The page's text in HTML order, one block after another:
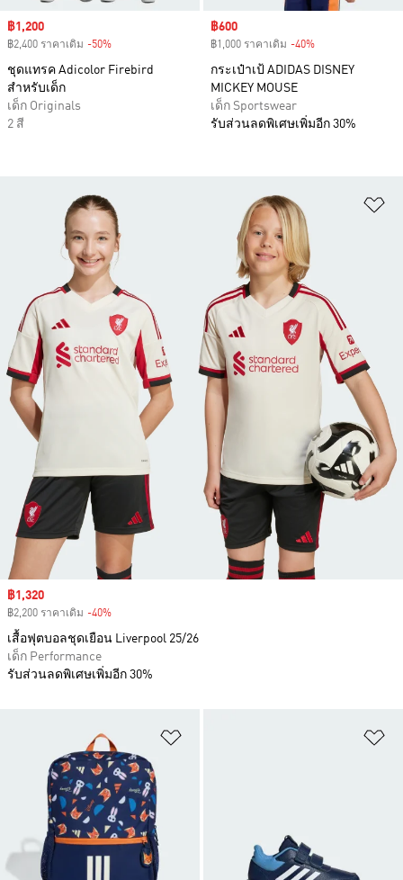
Sale price
฿1,200
฿2,400 ราคาเดิม -50%
ชุดแทรค Adicolor Firebird
สำหรับเด็ก
เด็ก Originals
2 สี
Sale price
฿600
฿1,000 ราคาเดิม -40%
กระเป๋าเป้ ADIDAS DISNEY
MICKEY MOUSE
เด็ก Sportswear
รับส่วนลดพิเศษเพิ่มอีก 30%
Sale price
฿1,320
฿2,200 ราคาเดิม -40%
เสื้อฟุตบอลชุดเยือน Liverpool 25/26
เด็ก Performance
รับส่วนลดพิเศษเพิ่มอีก 30%